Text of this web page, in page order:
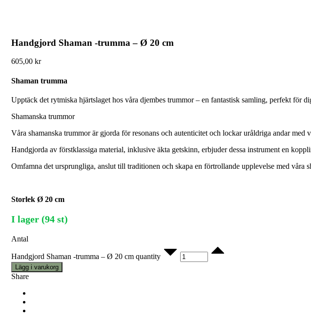
Handgjord Shaman -trumma – Ø 20 cm
605,00 kr
Shaman trumma
Upptäck det rytmiska hjärtslaget hos våra djembes trummor – en fantastisk samling, perfekt för
Shamanska trummor
Våra shamanska trummor är gjorda för resonans och autenticitet och lockar uråldriga andar
Handgjorda av förstklassiga material, inklusive äkta getskinn, erbjuder dessa instrument en
Omfamna det ursprungliga, anslut till traditionen och skapa en förtrollande upplevelse med våra
Storlek Ø 20 cm
I lager (94 st)
Antal
Handgjord Shaman -trumma – Ø 20 cm quantity
Lägg i varukorg
Share